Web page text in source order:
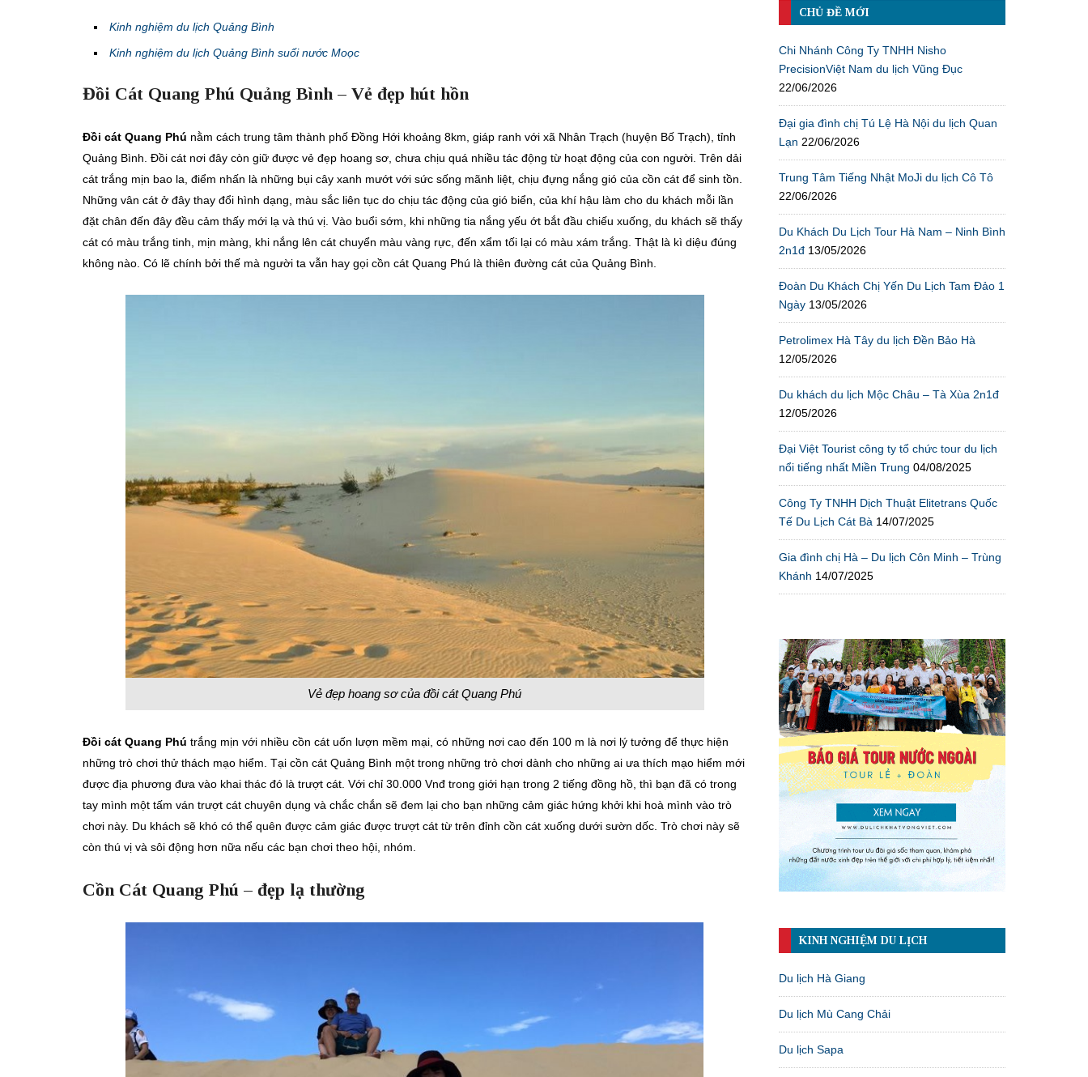
Kinh nghiệm du lịch Quảng Bình
Kinh nghiệm du lịch Quảng Bình suối nước Moọc
Đồi Cát Quang Phú Quảng Bình – Vẻ đẹp hút hồn
Đồi cát Quang Phú nằm cách trung tâm thành phố Đồng Hới khoảng 8km, giáp ranh với xã Nhân Trạch (huyện Bố Trạch), tỉnh
Quảng Bình. Đồi cát nơi đây còn giữ được vẻ đẹp hoang sơ, chưa chịu quá nhiều tác động từ hoạt động của con người. Trên dải
cát trắng mịn bao la, điểm nhấn là những bụi cây xanh mướt với sức sống mãnh liệt, chịu đựng nắng gió của cồn cát để sinh tồn.
Những vân cát ở đây thay đổi hình dạng, màu sắc liên tục do chịu tác động của gió biển, của khí hậu làm cho du khách mỗi lần
đặt chân đến đây đều cảm thấy mới lạ và thú vị. Vào buổi sớm, khi những tia nắng yếu ớt bắt đầu chiếu xuống, du khách sẽ thấy
cát có màu trắng tinh, mịn màng, khi nắng lên cát chuyển màu vàng rực, đến xẩm tối lại có màu xám trắng. Thật là kì diệu đúng
không nào. Có lẽ chính bởi thế mà người ta vẫn hay gọi cồn cát Quang Phú là thiên đường cát của Quảng Bình.
Vẻ đẹp hoang sơ của đồi cát Quang Phú
Đồi cát Quang Phú trắng mịn với nhiều cồn cát uốn lượn mềm mại, có những nơi cao đến 100 m là nơi lý tưởng để thực hiện
những trò chơi thử thách mạo hiểm. Tại cồn cát Quảng Bình một trong những trò chơi dành cho những ai ưa thích mạo hiểm mới
được địa phương đưa vào khai thác đó là trượt cát. Với chỉ 30.000 Vnđ trong giới hạn trong 2 tiếng đồng hồ, thì bạn đã có trong
tay mình một tấm ván trượt cát chuyên dụng và chắc chắn sẽ đem lại cho bạn những cảm giác hứng khởi khi hoà mình vào trò
chơi này. Du khách sẽ khó có thể quên được cảm giác được trượt cát từ trên đỉnh cồn cát xuống dưới sườn dốc. Trò chơi này sẽ
còn thú vị và sôi động hơn nữa nếu các bạn chơi theo hội, nhóm.
Cồn Cát Quang Phú – đẹp lạ thường
CHỦ ĐỀ MỚI
Chi Nhánh Công Ty TNHH Nisho
PrecisionViệt Nam du lịch Vũng Đục
22/06/2026
Đại gia đình chị Tú Lệ Hà Nội du lịch Quan
Lạn 22/06/2026
Trung Tâm Tiếng Nhật MoJi du lịch Cô Tô
22/06/2026
Du Khách Du Lịch Tour Hà Nam – Ninh Bình
2n1đ 13/05/2026
Đoàn Du Khách Chị Yến Du Lịch Tam Đảo 1
Ngày 13/05/2026
Petrolimex Hà Tây du lịch Đền Bảo Hà
12/05/2026
Du khách du lịch Mộc Châu – Tà Xùa 2n1đ
12/05/2026
Đại Việt Tourist công ty tổ chức tour du lịch
nổi tiếng nhất Miền Trung 04/08/2025
Công Ty TNHH Dịch Thuật Elitetrans Quốc
Tế Du Lịch Cát Bà 14/07/2025
Gia đình chị Hà – Du lịch Côn Minh – Trùng
Khánh 14/07/2025
KINH NGHIỆM DU LỊCH
Du lịch Hà Giang
Du lịch Mù Cang Chải
Du lịch Sapa